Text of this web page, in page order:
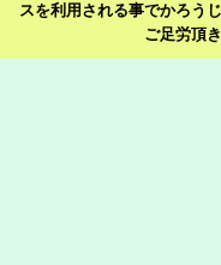
スを利用される事でかろう
ご足労頂